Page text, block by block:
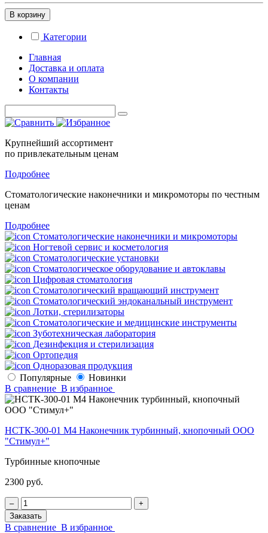
В корзину
Категории
Главная
Доставка и оплата
О компании
Контакты
Крупнейший ассортимент
по привлекательным ценам
Подробнее
Стоматологические наконечники и микромоторы по честным
ценам
Подробнее
Стоматологические наконечники и микромоторы
Ногтевой сервис и косметология
Стоматологические установки
Стоматологическое оборудование и автоклавы
Цифровая стоматология
Стоматологический вращающий инструмент
Стоматологический эндоканальный инструмент
Лотки, стерилизаторы
Стоматологические и медицинские инструменты
Зуботехническая лаборатория
Дезинфекция и стерилизация
Ортопедия
Одноразовая продукция
Популярные
Новинки
В сравнение В избранное
НСТК-300-01 М4 Наконечник турбинный, кнопочный ООО
"Стимул+"
Турбинные кнопочные
2300 руб.
‒
+
Заказать
В сравнение В избранное